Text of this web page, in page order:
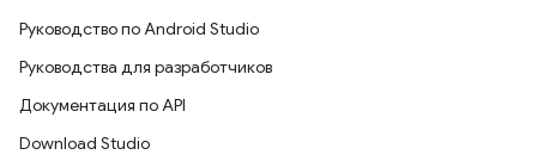
Руководство по Android Studio
Руководства для разработчиков
Документация по API
Download Studio